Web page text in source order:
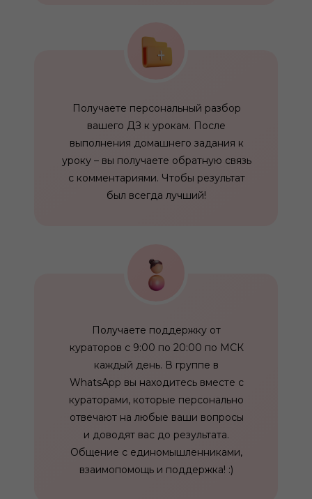
Получаете персональный разбор
вашего ДЗ к урокам. После
выполнения домашнего задания к
уроку – вы получаете обратную связь
с комментариями. Чтобы результат
был всегда лучший!
Получаете поддержку от
кураторов с 9:00 по 20:00 по МСК
каждый день. В группе в
WhatsApp вы находитесь вместе с
кураторами, которые персонально
отвечают на любые ваши вопросы
и доводят вас до результата.
Общение с единомышленниками,
взаимопомощь и поддержка! :)